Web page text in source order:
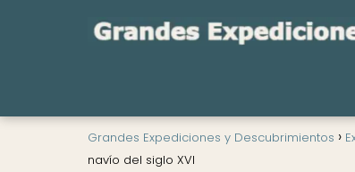
Grandes Expediciones y Descubrimientos
navío del siglo XVI